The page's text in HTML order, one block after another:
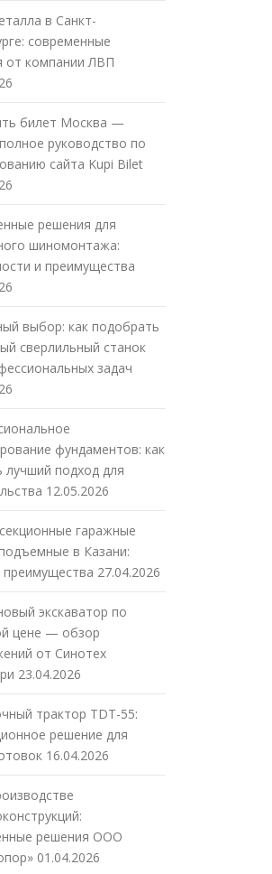
в Санкт-
современные
от компании ЛВП
билет Москва —
руководство по
сайта Kupi Bilet
решения для
шиномонтажа:
и преимущества
выбор: как подобрать
сверлильный станок
задач
фундаментов: как
лучший подход для
12.05.2026
гаражные
в Казани:
27.04.2026
экскаватор по
цене — обзор
от Синотех
23.04.2026
трактор TDT-55:
решение для
16.04.2026
решения ООО
01.04.2026